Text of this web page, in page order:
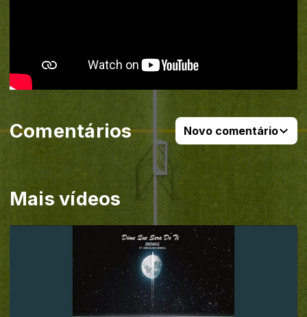
Mais vídeos
Comentários Novo comentário